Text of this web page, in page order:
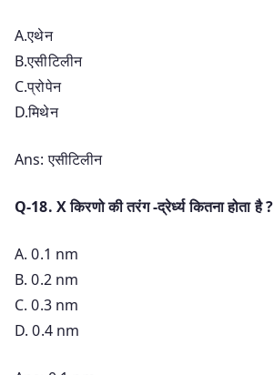
A.एथेन
B.एसीटिलीन
C.प्रोपेन
D.मिथेन
Ans: एसीटिलीन
Q-18. X किरणो की तरंग -द्रेर्ध्य कितना होता है ?
A. 0.1 nm
B. 0.2 nm
C. 0.3 nm
D. 0.4 nm